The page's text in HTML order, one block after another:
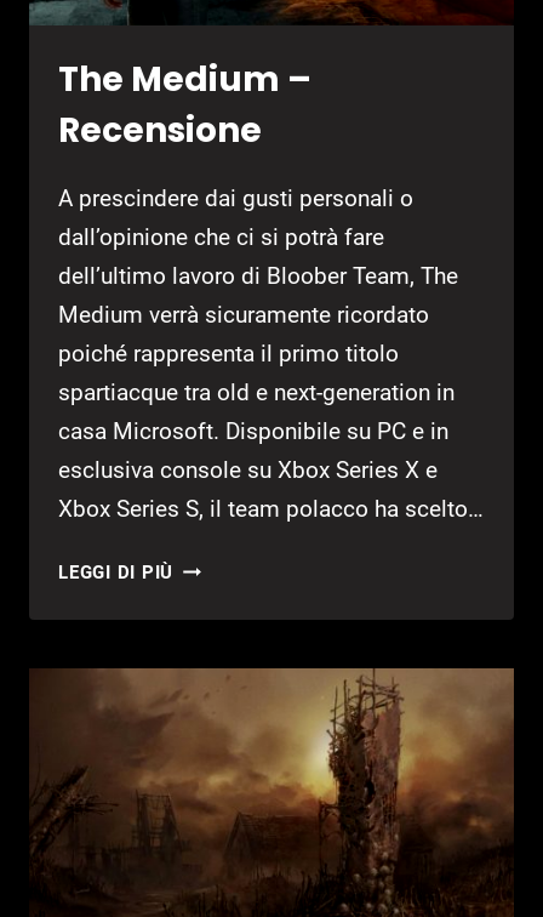
The Medium –
Recensione
A prescindere dai gusti personali o
dall’opinione che ci si potrà fare
dell’ultimo lavoro di Bloober Team, The
Medium verrà sicuramente ricordato
poiché rappresenta il primo titolo
spartiacque tra old e next-generation in
casa Microsoft. Disponibile su PC e in
esclusiva console su Xbox Series X e
Xbox Series S, il team polacco ha scelto…
LEGGI DI PIÙ THE
–